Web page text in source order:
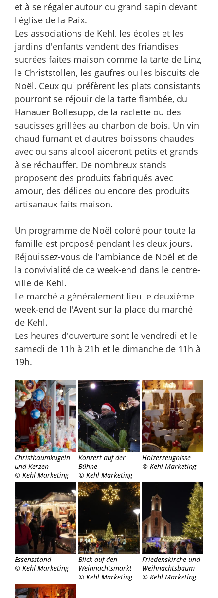
et à se régaler autour du grand sapin devant
l'église de la Paix.
Les associations de Kehl, les écoles et les
jardins d'enfants vendent des friandises
sucrées faites maison comme la tarte de Linz,
le Christstollen, les gaufres ou les biscuits de
Noël. Ceux qui préfèrent les plats consistants
pourront se réjouir de la tarte flambée, du
Hanauer Bollesupp, de la raclette ou des
saucisses grillées au charbon de bois. Un vin
chaud fumant et d'autres boissons chaudes
avec ou sans alcool aideront petits et grands
à se réchauffer. De nombreux stands
proposent des produits fabriqués avec
amour, des délices ou encore des produits
artisanaux faits maison.
Un programme de Noël coloré pour toute la
famille est proposé pendant les deux jours.
Réjouissez-vous de l'ambiance de Noël et de
la convivialité de ce week-end dans le centre-
ville de Kehl.
Le marché a généralement lieu le deuxième
week-end de l'Avent sur la place du marché
de Kehl.
Les heures d'ouverture sont le vendredi et le
samedi de 11h à 21h et le dimanche de 11h à
19h.
Christbaumkugeln
und Kerzen
© Kehl Marketing
Konzert auf der
Bühne
© Kehl Marketing
Holzerzeugnisse
© Kehl Marketing
Essensstand
© Kehl Marketing
Blick auf den
Weihnachtsmarkt
© Kehl Marketing
Friedenskirche und
Weihnachtsbaum
© Kehl Marketing